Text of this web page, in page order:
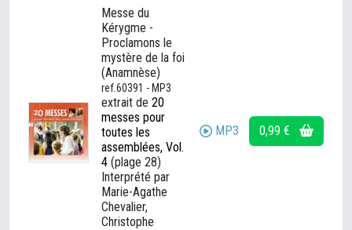
Messe du
Kérygme -
Proclamons le
mystère de la foi
(Anamnèse)
ref.60391 - MP3
extrait de 20
messes pour
toutes les
assemblées, Vol.
4 (plage 28)
Interprété par
Marie-Agathe
Chevalier,
Christophe
MP3 0,99 €